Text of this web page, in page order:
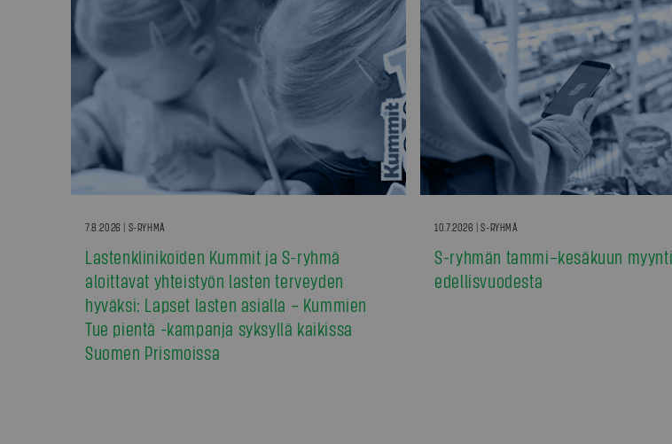
7.8.2026 | S-RYHMÄ
Lastenklinikoiden Kummit ja S-ryhmä
aloittavat yhteistyön lasten terveyden
hyväksi: Lapset lasten asialla – Kummien
Tue pientä -kampanja syksyllä kaikissa
Suomen Prismoissa
10.7.2026 | S-RYHMÄ
S-ryhmän tammi–kesäkuun
edellisvuodesta